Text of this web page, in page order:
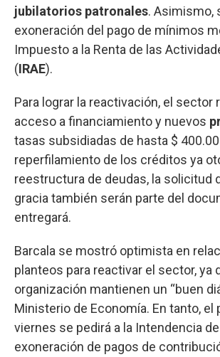
jubilatorios patronales. Asimismo,
exoneración del pago de mínimos
Impuesto a la Renta de las
(IRAE).
Para lograr la reactivación, el sector
acceso a financiamiento y nuevos
tasas subsidiadas de hasta $
reperfilamiento de los créditos ya
reestructura de deudas, la solicitud
gracia también serán parte del
entregará.
Barcala se mostró optimista en
planteos para reactivar el sector, ya
organización mantienen un “buen
Ministerio de Economía. En tanto, el
viernes se pedirá a la Intendencia
exoneración de pagos de